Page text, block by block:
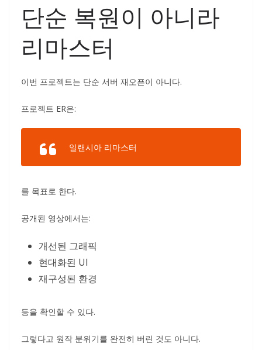
단순 복원이 아니라
리마스터
이번 프로젝트는 단순 서버 재오픈이 아니다.
프로젝트 ER은:
일랜시아 리마스터
를 목표로 한다.
공개된 영상에서는:
개선된 그래픽
현대화된 UI
재구성된 환경
등을 확인할 수 있다.
그렇다고 원작 분위기를 완전히 버린 것도 아니다.